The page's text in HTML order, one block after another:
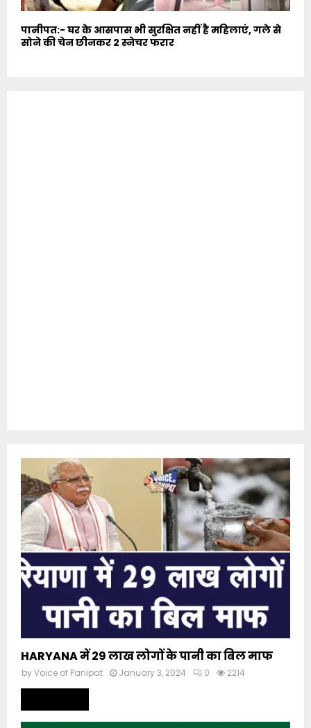
पानीपत:- घर के आसपास भी सुरक्षित नहीं है महिलाएं, गले से
सोने की चेन छीनकर 2 स्नेचर फरार
HARYANA में 29 लाख लोगों के पानी का बिल माफ
byVoice of Panipat January 3, 2024 0 2214